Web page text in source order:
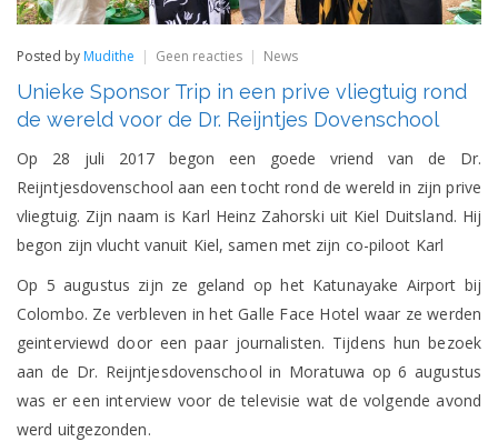
Posted by Mudithe Geen reactiesop
Sponsor
Trip
in
prive
vliegtuig
de
wereld
de
Reijntjes
Dovenschool
News
Unieke Sponsor Trip in een prive vliegtuig rond
de wereld voor de Dr. Reijntjes Dovenschool
Op 28 juli 2017 begon een goede vriend van de Dr.
Reijntjesdovenschool aan een tocht rond de wereld in zijn prive
vliegtuig. Zijn naam is Karl Heinz Zahorski uit Kiel Duitsland. Hij
begon zijn vlucht vanuit Kiel, samen met zijn co-piloot Karl
Op 5 augustus zijn ze geland op het Katunayake Airport bij
Colombo. Ze verbleven in het Galle Face Hotel waar ze werden
geinterviewd door een paar journalisten. Tijdens hun bezoek
aan de Dr. Reijntjesdovenschool in Moratuwa op 6 augustus
was er een interview voor de televisie wat de volgende avond
werd uitgezonden.